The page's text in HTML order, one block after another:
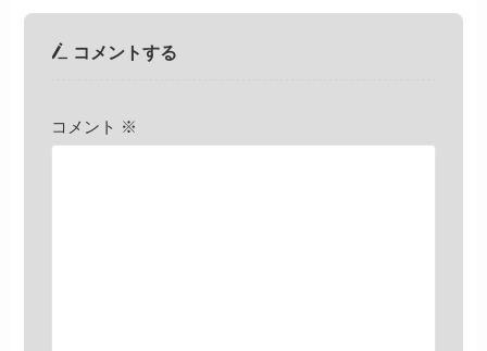
コメントする
コメント ※